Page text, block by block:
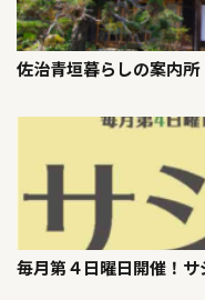
佐治青垣暮らしの案内所
毎月第４日曜日開催！サ